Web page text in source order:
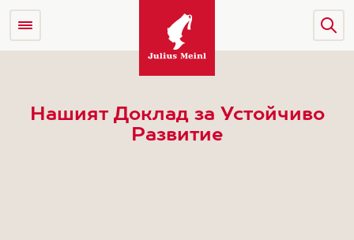
Нашият Доклад за Устойчиво
Развитие